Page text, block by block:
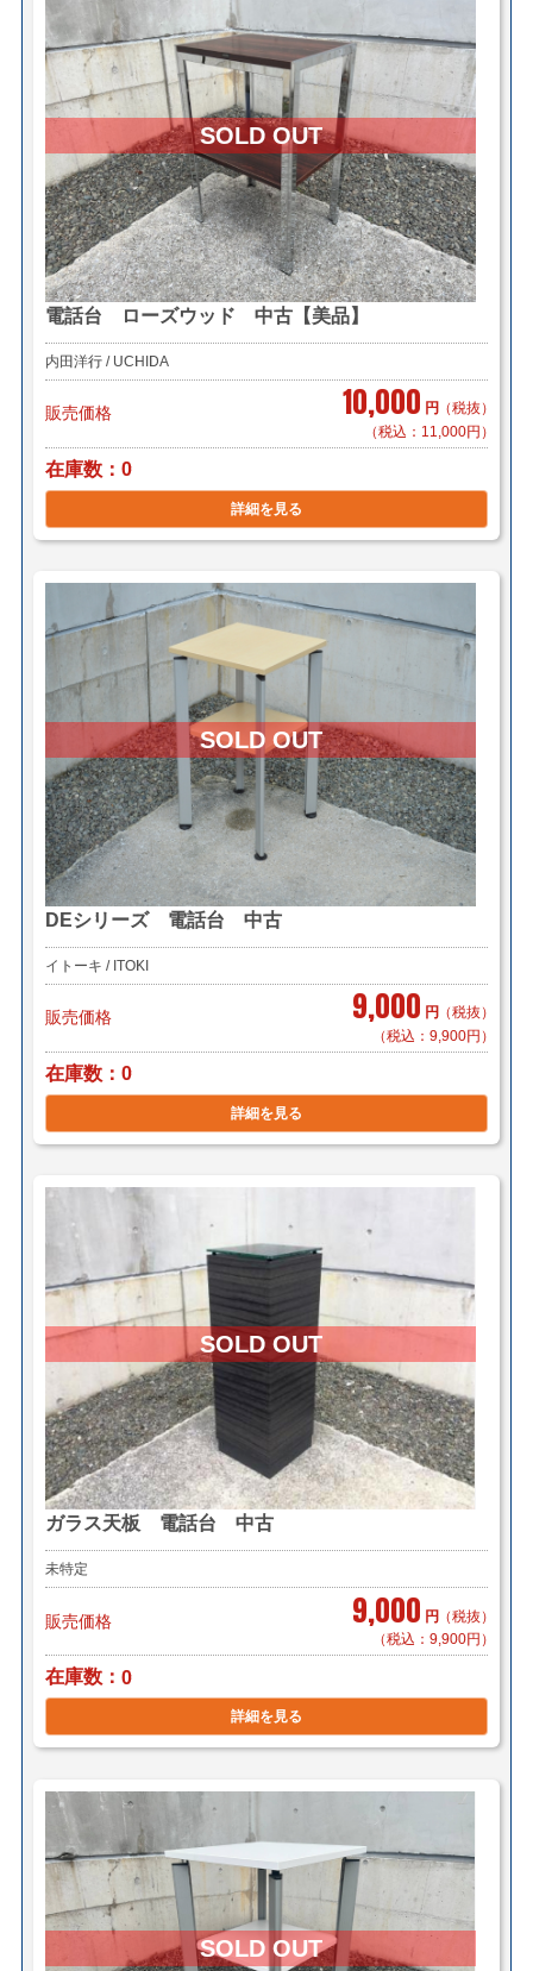
電話台 ローズウッド 中古【美品】
内田洋行 / UCHIDA
販売価格 10,000 円 （税抜）
（税込：11,000円）
在庫数 0
詳細を見る
DEシリーズ 電話台 中古
イトーキ / ITOKI
販売価格 9,000 円 （税抜）
（税込：9,900円）
在庫数 0
詳細を見る
ガラス天板 電話台 中古
未特定
販売価格 9,000 円 （税抜）
（税込：9,900円）
在庫数 0
詳細を見る